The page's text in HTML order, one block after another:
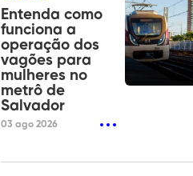
Entenda como
funciona a
operação dos
vagões para
mulheres no
metrô de
Salvador
03 ago 2026